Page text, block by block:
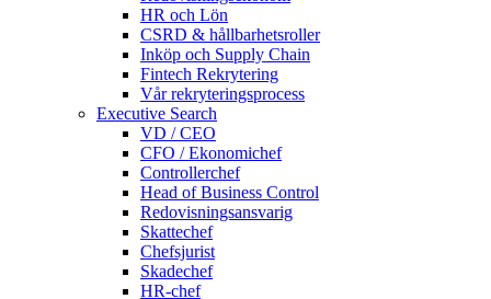
HR och Lön
CSRD & hållbarhetsroller
Inköp och Supply Chain
Fintech Rekrytering
Vår rekryteringsprocess
Executive Search
VD / CEO
CFO / Ekonomichef
Controllerchef
Head of Business Control
Redovisningsansvarig
Skattechef
Chefsjurist
Skadechef
HR-chef